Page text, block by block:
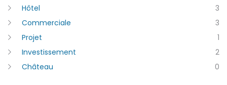
|-Navarra
Comunitat Valenciana
|-Alicante/Alacant
|-Castellón/Castelló
Hôtel
3
Commerciale
3
Projet
1
Investissement
2
Château
0